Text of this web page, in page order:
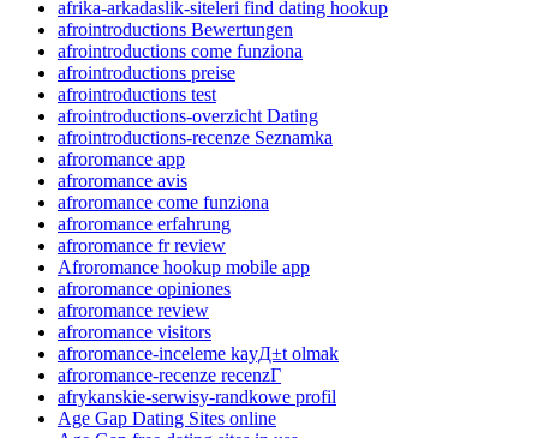
afrika-arkadaslik-siteleri find dating hookup
afrointroductions Bewertungen
afrointroductions come funziona
afrointroductions preise
afrointroductions test
afrointroductions-overzicht Dating
afrointroductions-recenze Seznamka
afroromance app
afroromance avis
afroromance come funziona
afroromance erfahrung
afroromance fr review
Afroromance hookup mobile app
afroromance opiniones
afroromance review
afroromance visitors
afroromance-inceleme kayД±t olmak
afroromance-recenze recenzГ­
afrykanskie-serwisy-randkowe profil
Age Gap Dating Sites online